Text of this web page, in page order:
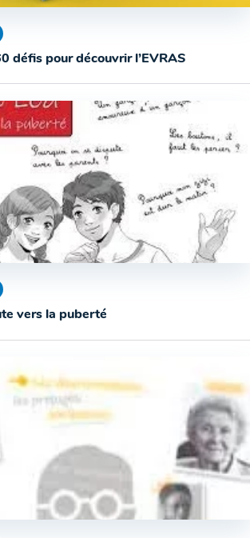
défis pour découvrir l’EVRAS
vers la puberté